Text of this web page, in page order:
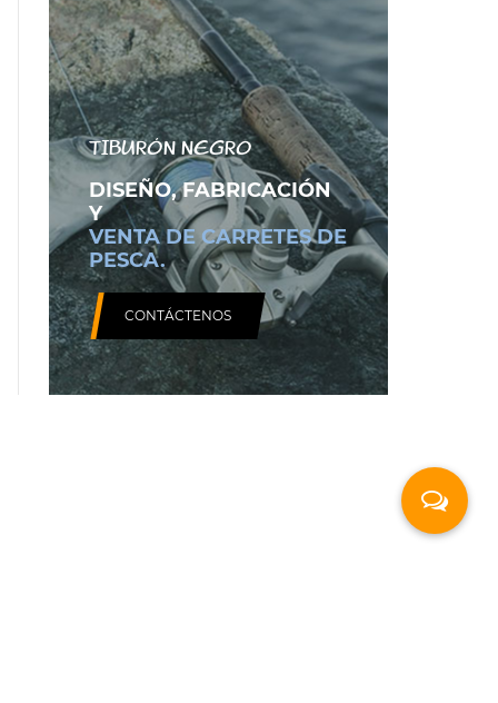
TIBURÓN NEGRO
DISEÑO, FABRICACIÓN
Y
VENTA DE CARRETES DE
PESCA.
CONTÁCTENOS